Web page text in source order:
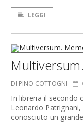
LEGGI
DI PINO COTTOGNI
In libreria il secondo
Leonardo
conosciuto un